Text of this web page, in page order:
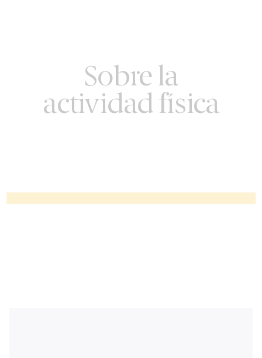
Sobre la
actividad física